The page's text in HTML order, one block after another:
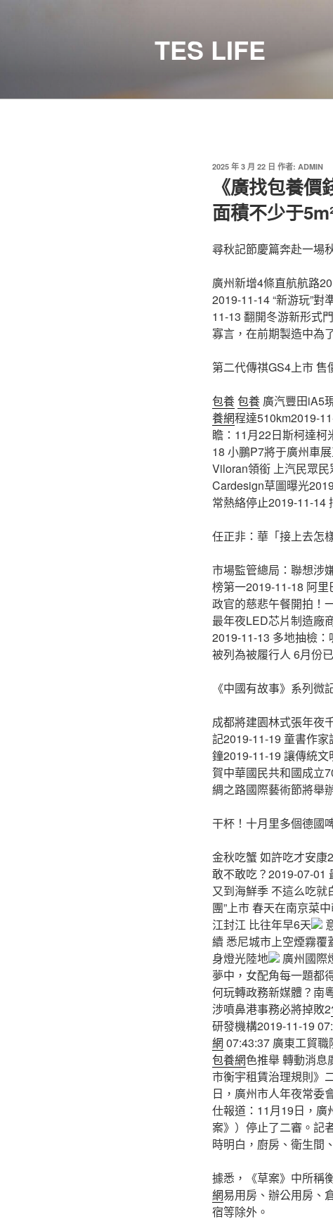
TES LIFE
發
2025 年 3 月 22 日 作者: ADMIN
《廣找包養
面積不少于
尋秋記節慶篇奔赴一場
廣州新增4條直航航路
2019-11-14 “新游玩”對
11-13 翻開冬游新形式
寡言，在前期製造中為
第二代傳祺GS4上市 售
包養包養 廣汽豐田iA5
養網程達510km2019-
瞻：11月22日斯柯達
18 小鵬P7將于廣州車
Viloran領銜 上汽民眾
Cardesign草圖曝光
常熱絡停止2019-11-14
任正非：華「接上去怎
市場監管總局：聯想涉
榜第一2019-11-18 阿
政官的慈悲午餐開拍！
最年夜LED芯片制造廠
2019-11-13 多地抽檢
被列為被履行人 6月份
《中國有故事》系列微
成都將建園林式張年夜
記2019-11-19 童書作家
鐘2019-11-19 讓傳統文
賀中華國民共和國成立
綢之路國際藝術節將舉
干杯！十月里多個德國
金秋吃蟹 如許吃才安康
敢不敢吃？2019-07-01
又到海鮮季 不這么吃
團”上市 春天在南京菜
江封江 比往年早6天
續 悉尼城市上空煙霧覆
身燈光陸地
廣州國際
夢中，女配角每一題都
何玩轉政務新媒體？南
涉噴鼻港事務必將掉敗2
研發機構2019-11-19
網 07:43:37 廣東工貿職
包養網色推舉 轉動消息
市衡宇租賃治理規則》
日，廣州市人年夜常委
仕報道：11月19日，廣
案》）停止了二審。記
時明白，廚房、衛生間
據悉，《草案》中所稱
網易用房、辦公用房、
宿等除外。